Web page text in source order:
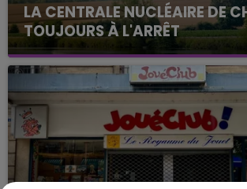
LA CENTRALE NUCLÉAIRE DE
TOUJOURS À L'ARRÊT
Cela fait déjà une semaine que la
nucléaire ardennaise est à l'arrêt.
justifiée par la sécheresse intense
présente.